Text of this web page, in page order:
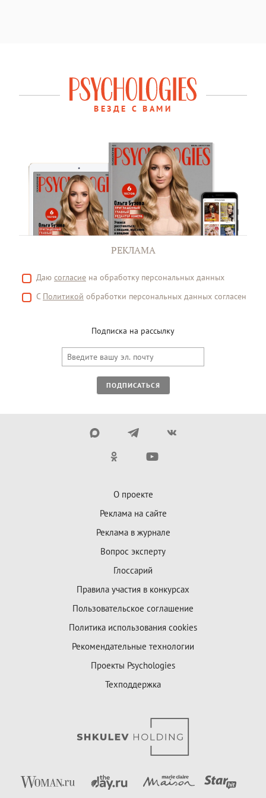
ВЕЗДЕ С ВАМИ
РЕКЛАМА
Даю согласие на обработку персональных данных
С Политикой обработки персональных данных согласен
Подписка на рассылку
ПОДПИСАТЬСЯ
О проекте
Реклама на сайте
Реклама в журнале
Вопрос эксперту
Глоссарий
Правила участия в конкурсах
Пользовательское соглашение
Политика использования cookies
Рекомендательные технологии
Проекты Psychologies
Техподдержка